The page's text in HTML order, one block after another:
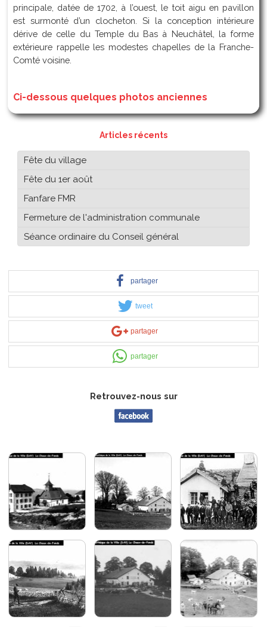
principale, datée de 1702, à l’ouest, le toit aigu en pavillon
est surmonté d’un clocheton. Si la conception intérieure
dérive de celle du Temple du Bas à Neuchâtel, la forme
extérieure rappelle les modestes chapelles de la Franche-
Comté voisine.
Ci-dessous quelques photos anciennes
Articles récents
Fête du village
Fête du 1er août
Fanfare FMR
Fermeture de l'administration communale
Séance ordinaire du Conseil général
partager
tweet
partager
partager
Retrouvez-nous sur